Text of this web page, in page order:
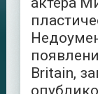
Britain,